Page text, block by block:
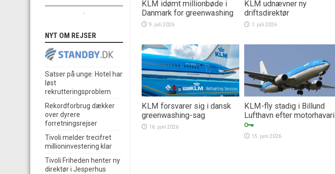
KLM idømt millionbøde i
Danmark for greenwashing
9. juli 2026
KLM udnævner ny
driftsdirektør
1. juli 2026
KLM forsvarer sig i dansk
greenwashing-sag
16. juni 2026
KLM-fly stadig i Billund
Lufthavn efter motorhavari
15. juni 2026
NYT OM REJSER
Satser på unge: Hotel har
løst
rekrutteringsproblem
Rekordforbrug dækker
over dyrere
forretningsrejser
Tivoli melder trecifret
millioninvestering klar
Tivoli Friheden henter ny
direktør i Jesperhus